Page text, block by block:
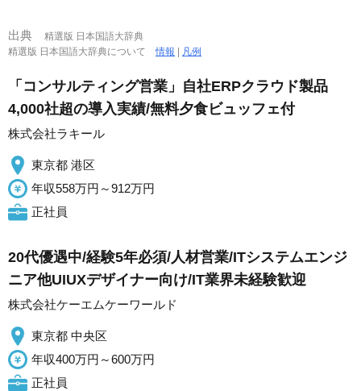
出典
精選版 日本国語大辞典
精選版 日本国語大辞典について情報 凡例
「コンサルティング営業」自社ERPクラウド製品
4,000社超の導入実績/無料夕食ビュッフェ付
株式会社ラキール
東京都 港区
年収558万円～912万円
正社員
20代優遇中/経験5年必須/人材営業/ITシステムエンジ
ニア他UIUXデザイナー向け/IT業界未経験歓迎
株式会社ケーエムケーワールド
東京都 中央区
年収400万円～600万円
正社員